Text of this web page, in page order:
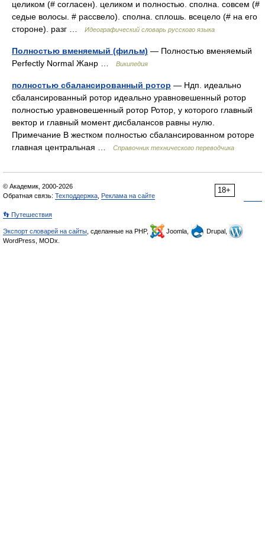
целиком (# согласен). целиком и полностью. сполна. совсем (#
седые волосы. # рассвело). сполна. сплошь. всецело (# на его
стороне). разг …
Идеографический словарь русского языка
Полностью вменяемый (фильм) — Полностью вменяемый
Perfectly Normal Жанр …
Википедия
полностью сбалансированный ротор — Ндп. идеально
сбалансированный ротор идеально уравновешенный ротор
полностью уравновешенный ротор Ротор, у которого главный
вектор и главный момент дисбалансов равны нулю.
Примечание В жестком полностью сбалансированном роторе
главная центральная …
Справочник технического переводчика
18+
© Академик, 2000-2026
Обратная связь: Техподдержка Реклама на сайте
👣 Путешествия
Экспорт словарей на сайты , сделанные на PHP, Joomla,
Drupal,
WordPress, MODx.